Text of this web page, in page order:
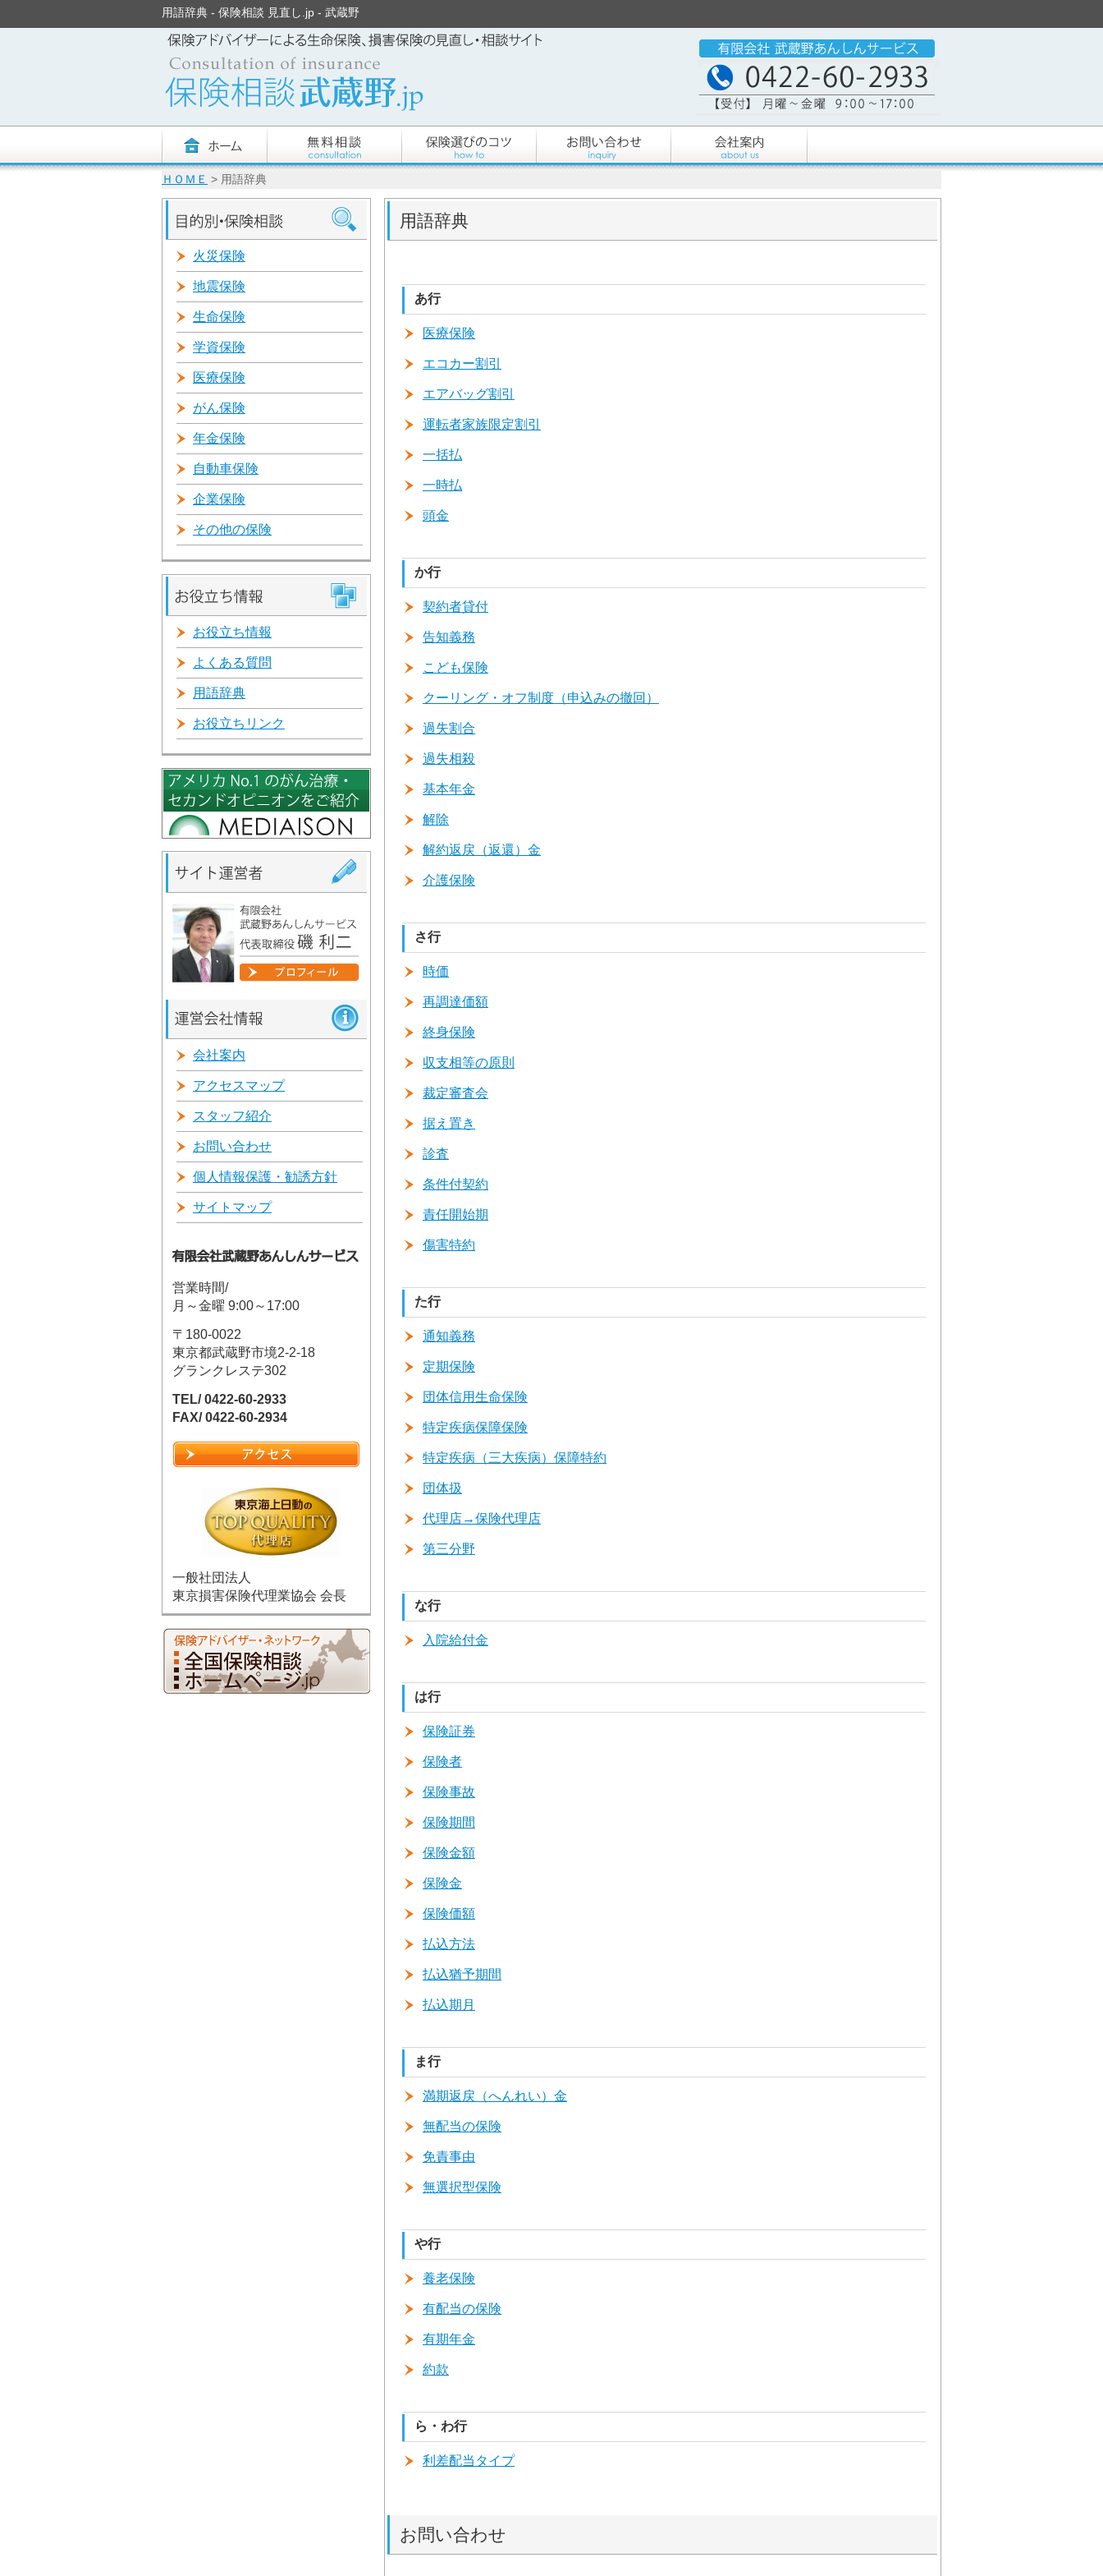
用語辞典 - 保険相談 見直し.jp - 武蔵野
ＨＯＭＥ > 用語辞典
用語辞典
あ行
医療保険
エコカー割引
エアバッグ割引
運転者家族限定割引
一括払
一時払
頭金
か行
契約者貸付
告知義務
こども保険
クーリング・オフ制度（申込みの撤回）
過失割合
過失相殺
基本年金
解除
解約返戻（返還）金
介護保険
さ行
時価
再調達価額
終身保険
収支相等の原則
裁定審査会
据え置き
診査
条件付契約
責任開始期
傷害特約
た行
通知義務
定期保険
団体信用生命保険
特定疾病保障保険
特定疾病（三大疾病）保障特約
団体扱
代理店→保険代理店
第三分野
な行
入院給付金
は行
保険証券
保険者
保険事故
保険期間
保険金額
保険金
保険価額
払込方法
払込猶予期間
払込期月
ま行
満期返戻（へんれい）金
無配当の保険
免責事由
無選択型保険
や行
養老保険
有配当の保険
有期年金
約款
ら・わ行
利差配当タイプ
お問い合わせ
火災保険
地震保険
生命保険
学資保険
医療保険
がん保険
年金保険
自動車保険
企業保険
その他の保険
お役立ち情報
よくある質問
用語辞典
お役立ちリンク
会社案内
アクセスマップ
スタッフ紹介
お問い合わせ
個人情報保護・勧誘方針
サイトマップ
営業時間/
月～金曜 9:00～17:00
〒180-0022
東京都武蔵野市境2-2-18
グランクレステ302
TEL/ 0422-60-2933
FAX/ 0422-60-2934
一般社団法人
東京損害保険代理業協会 会長